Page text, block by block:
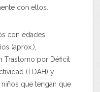
con ellos.
con edades
(aprox.),
Trastorno por Déficit
(TDAH) y
que tengan que